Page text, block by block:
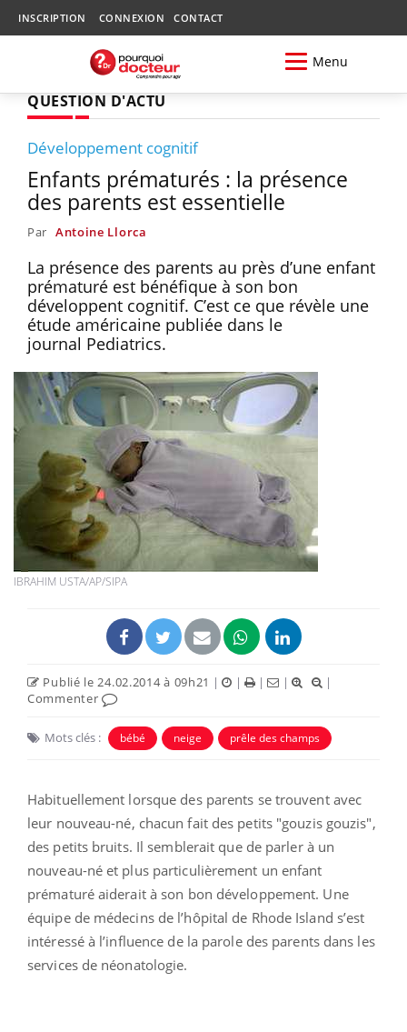
INSCRIPTION CONNEXION CONTACT
Menu
QUESTION D'ACTU
Développement cognitif
Enfants prématurés : la présence
des parents est essentielle
Par Antoine Llorca
La présence des parents au près d’une enfant
prématuré est bénéfique à son bon
développent cognitif. C’est ce que révèle une
étude américaine publiée dans le
journal Pediatrics.
IBRAHIM USTA/AP/SIPA
Publié le 24.02.2014 à 09h21 | | | |
|
Commenter
Mots clés : bébé neige prêle des champs
Habituellement lorsque des parents se trouvent avec
leur nouveau-né, chacun fait des petits "gouzis gouzis",
des petits bruits. Il semblerait que de parler à un
nouveau-né et plus particulièrement un enfant
prématuré aiderait à son bon développement. Une
équipe de médecins de l’hôpital de Rhode Island s’est
intéressé à l’influence de la parole des parents dans les
services de néonatologie.